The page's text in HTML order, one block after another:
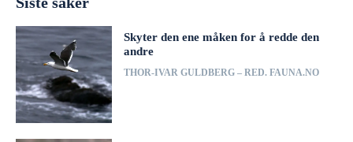
Skyter den ene måken for å redde den
andre
THOR-IVAR GULDBERG – RED. FAUNA.NO